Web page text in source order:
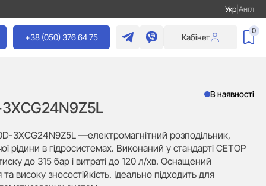
Укр| Англ
+38 (050) 376 64 75 Кабінет
0
В наявності
3XCG24N9Z5L
3XCG24N9Z5L —електромагнітний розподільник,
в гідросистемах. Виконаний у стандарті CETOP
до 315 бар і витраті до 120 л/хв. Оснащений
зносостійкість. Ідеально підходить для